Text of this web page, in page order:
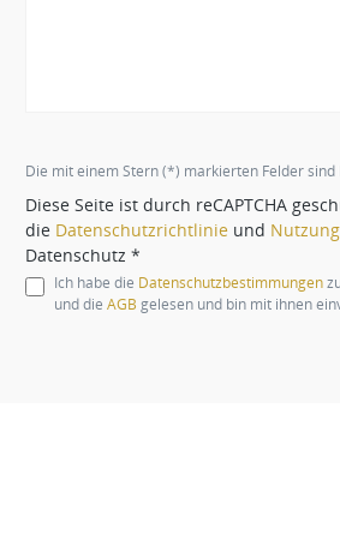
Die mit einem Stern (*) markierten Felder sind
Diese Seite ist durch reCAPTCHA
die Datenschutzrichtlinie und
Datenschutz *
Ich habe die Datenschutzbestimmungen
und die AGB gelesen und bin mit ihnen